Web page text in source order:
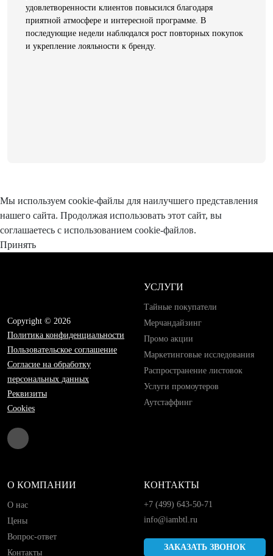
удовлетворенности клиентов повысился благодаря
приятной атмосфере и интересной программе. В
последующие недели наблюдался рост повторных покупок
и укрепление лояльности к бренду.
Мы используем cookie-файлы для наилучшего представления
нашего сайта. Продолжая использовать этот сайт, вы
соглашаетесь с использованием cookie-файлов.
Принять
Copyright © 2026
Политика конфиденциальности
Пользовательское соглашение
Согласие на обработку
персональных данных
Реквизиты
Cookies
УСЛУГИ
Тайные покупатели
Мерчандайзинг
Промо акции
Маркетинговые исследования
Распространение листовок
Услуги промоутеров
Аутстаффинг
О КОМПАНИИ
О нас
Цены
Вопрос-ответ
Контакты
КОНТАКТЫ
+7 (499) 643-50-71
info@iambtl.ru
ЗАКАЗАТЬ ЗВОНОК